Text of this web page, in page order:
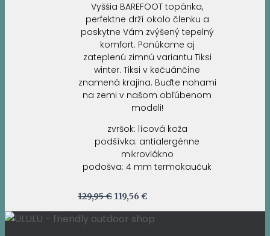
Vyššia BAREFOOT topánka,
perfektne drží okolo členku a
poskytne Vám zvýšený tepelný
komfort. Ponúkame aj
zateplenú zimnú variantu Tiksi
winter. Tiksi v kečuánčine
znamená krajina. Buďte nohami
na zemi v našom obľúbenom
modeli!
zvršok: lícová koža
podšívka: antialergénne
mikrovlákno
podošva: 4 mm termokaučuk
129,95€ Pôvodná
bola:
129,95 €.
119,56 €
je:
119,56 €.